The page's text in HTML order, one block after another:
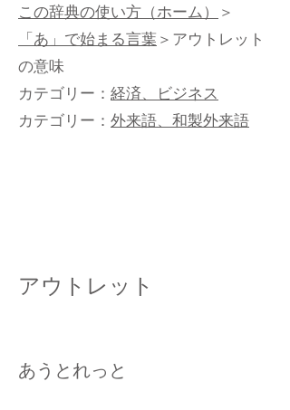
この辞典の使い方（ホーム）＞
「あ」で始まる言葉＞アウトレット
の意味
カテゴリー： 経済、ビジネス
カテゴリー： 外来語、和製外来語
​アウトレット
あうとれっと